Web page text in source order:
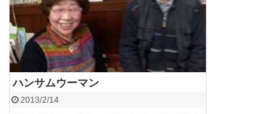
ハンサムウーマン
2013/2/14